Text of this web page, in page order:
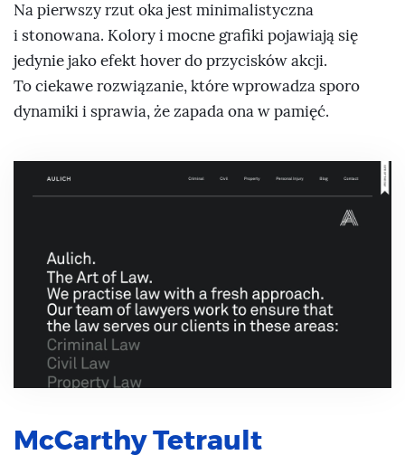
Na pierwszy rzut oka jest minimalistyczna
i stonowana. Kolory i mocne grafiki pojawiają się
jedynie jako efekt hover do przycisków akcji.
To ciekawe rozwiązanie, które wprowadza sporo
dynamiki i sprawia, że zapada ona w pamięć.
McCarthy Tetrault